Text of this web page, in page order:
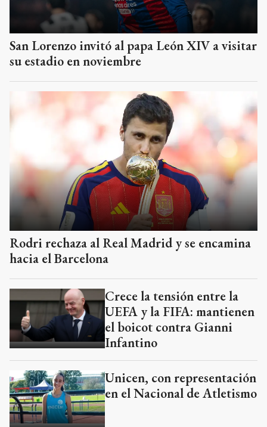
San Lorenzo invitó al papa León XIV a visitar
su estadio en noviembre
Rodri rechaza al Real Madrid y se encamina
hacia el Barcelona
Crece la tensión entre la
UEFA y la FIFA: mantienen
el boicot contra Gianni
Infantino
Unicen, con representación
en el Nacional de Atletismo